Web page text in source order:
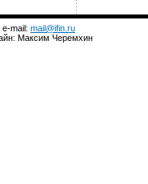
mail: mail@ifin.ru
Максим Черемхин